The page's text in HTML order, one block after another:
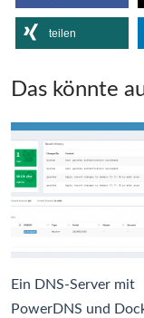
teilen
Das könnte
Ein DNS-Server mit
PowerDNS und